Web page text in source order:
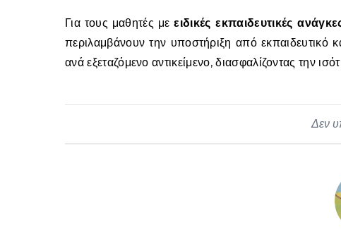
Για τους μαθητές μεειδικές εκπαιδευτικές
περιλαμβάνουν την υποστήριξη από εκπαιδευτικό
ανά εξεταζόμενο αντικείμενο, διασφαλίζοντας την
Δεν